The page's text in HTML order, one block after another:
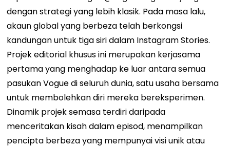
dengan strategi yang lebih klasik. Pada masa lalu,
akaun global yang berbeza telah berkongsi
kandungan untuk tiga siri dalam Instagram Stories.
Projek editorial khusus ini merupakan kerjasama
pertama yang menghadap ke luar antara semua
pasukan Vogue di seluruh dunia, satu usaha bersama
untuk membolehkan diri mereka bereksperimen.
Dinamik projek semasa terdiri daripada
menceritakan kisah dalam episod, menampilkan
pencipta berbeza yang mempunyai visi unik atau